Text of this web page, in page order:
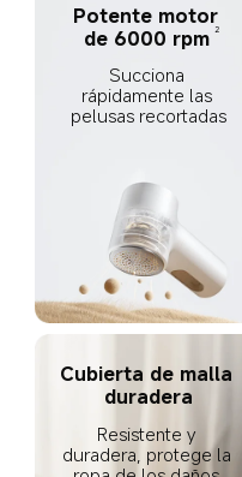
Potente motor
de 6000 rpm 2
Succiona
rápidamente las
pelusas recortadas
Cubierta de malla
duradera
Resistente y
duradera, protege la